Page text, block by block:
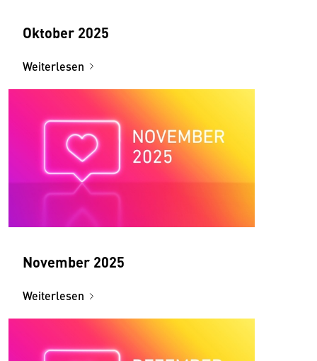
Oktober 2025
Weiterlesen
November 2025
Weiterlesen